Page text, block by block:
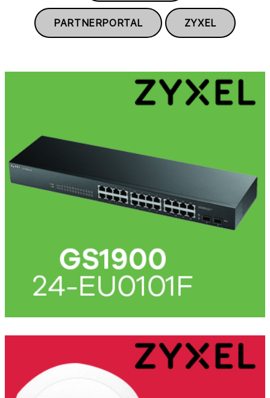
PARTNERPORTAL ZYXEL